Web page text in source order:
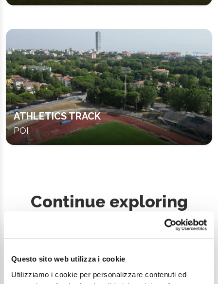
Questo sito web utilizza i cookie
Utilizziamo i cookie per personalizzare contenuti ed
ATHLETICS TRACK
POI
Continue exploring
Your digital journey inside Cesenatico